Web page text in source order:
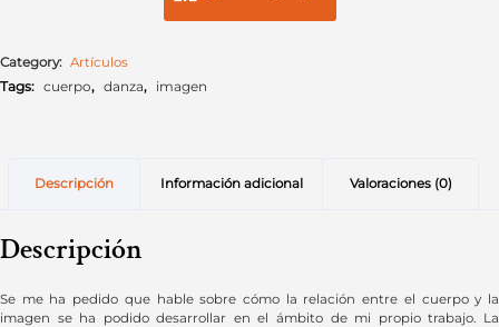
Category: Artículos
Tags: cuerpo, danza, imagen
Descripción Información adicional Valoraciones (0)
Descripción
Se me ha pedido que hable sobre cómo la relación entre el cuerpo y la
imagen se ha podido desarrollar en el ámbito de mi propio trabajo. La